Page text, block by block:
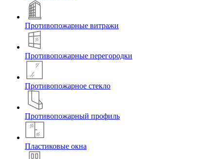
Противопожарные витражи
Противопожарные перегородки
Противопожарное стекло
Противопожарный профиль
Пластиковые окна